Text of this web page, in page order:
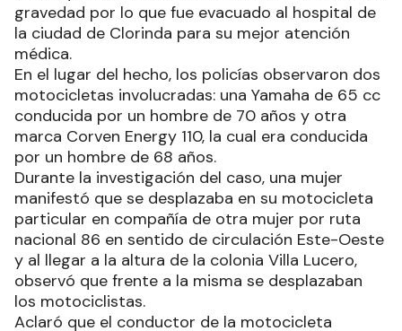
gravedad por lo que fue evacuado al hospital de
la ciudad de Clorinda para su mejor atención
médica.
En el lugar del hecho, los policías observaron dos
motocicletas involucradas: una Yamaha de 65 cc
conducida por un hombre de 70 años y otra
marca Corven Energy 110, la cual era conducida
por un hombre de 68 años.
Durante la investigación del caso, una mujer
manifestó que se desplazaba en su motocicleta
particular en compañía de otra mujer por ruta
nacional 86 en sentido de circulación Este-Oeste
y al llegar a la altura de la colonia Villa Lucero,
observó que frente a la misma se desplazaban
los motociclistas.
Aclaró que el conductor de la motocicleta